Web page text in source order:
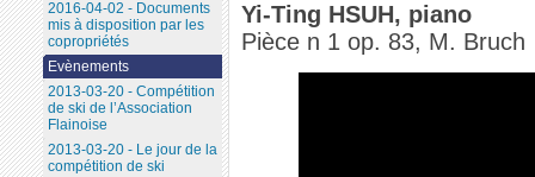
Yi-Ting HSUH, piano
Pièce n 1 op. 83, M. Bruch
2016-04-02 - Documents
mis à disposition par les
copropriétés
Evènements
2013-03-20 - Compétition
de ski de l’Association
Flainoise
2013-03-20 - Le jour de la
compétition de ski